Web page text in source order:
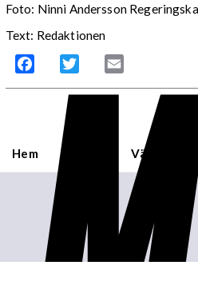
Foto: Ninni Andersson
Text: Redaktionen
Facebook Twitter
Hem Världen